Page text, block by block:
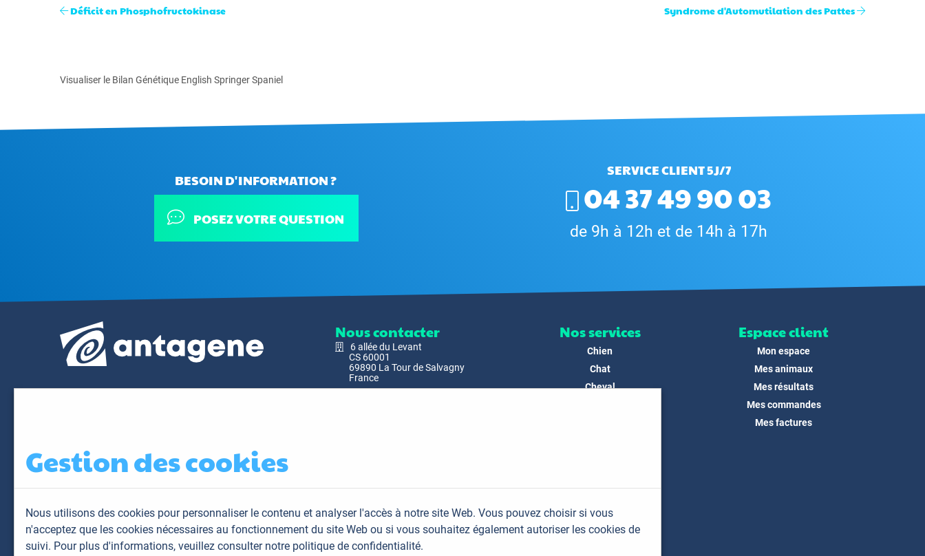
Déficit en Phosphofructokinase Syndrome d'Automutilation des Pattes
Visualiser le Bilan Génétique English Springer Spaniel
BESOIN D'INFORMATION ?
POSEZ VOTRE QUESTION
SERVICE CLIENT 5J/7
04 37 49 90 03
de 9h à 12h et de 14h à 17h
Nous contacter
6 allée du Levant
CS 60001
69890 La Tour de Salvagny
France
Nos services
Chien
Chat
Cheval
FAQ
Contact
Espace client
Mon espace
Mes animaux
Mes résultats
Mes commandes
Mes factures
Gestion des cookies
Nous utilisons des cookies pour personnaliser le contenu et analyser l'accès à notre site Web. Vous pouvez choisir si vous
n'acceptez que les cookies nécessaires au fonctionnement du site Web ou si vous souhaitez également autoriser les cookies de
suivi. Pour plus d'informations, veuillez consulter notre politique de confidentialité.